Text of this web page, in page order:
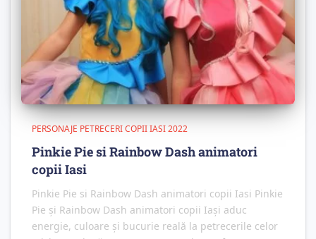
PERSONAJE PETRECERI COPII IASI 2022
Pinkie Pie si Rainbow Dash animatori
copii Iasi
Pinkie Pie si Rainbow Dash animatori copii Iasi Pinkie
Pie și Rainbow Dash animatori copii Iași aduc
energie, culoare și bucurie reală la petrecerile celor